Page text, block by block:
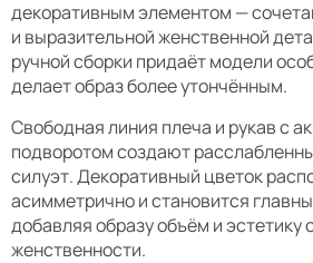
декоративным элементом —
и выразительной женственной
ручной сборки придаёт модели
делает образ более утончённым.
Свободная линия плеча и рукав с
подворотом создают
силуэт. Декоративный цветок
асимметрично и становится
добавляя образу объём и эстетику
женственности.